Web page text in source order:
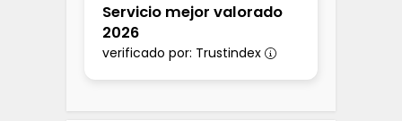
Servicio mejor valorado
2026
verificado por: Trustindex